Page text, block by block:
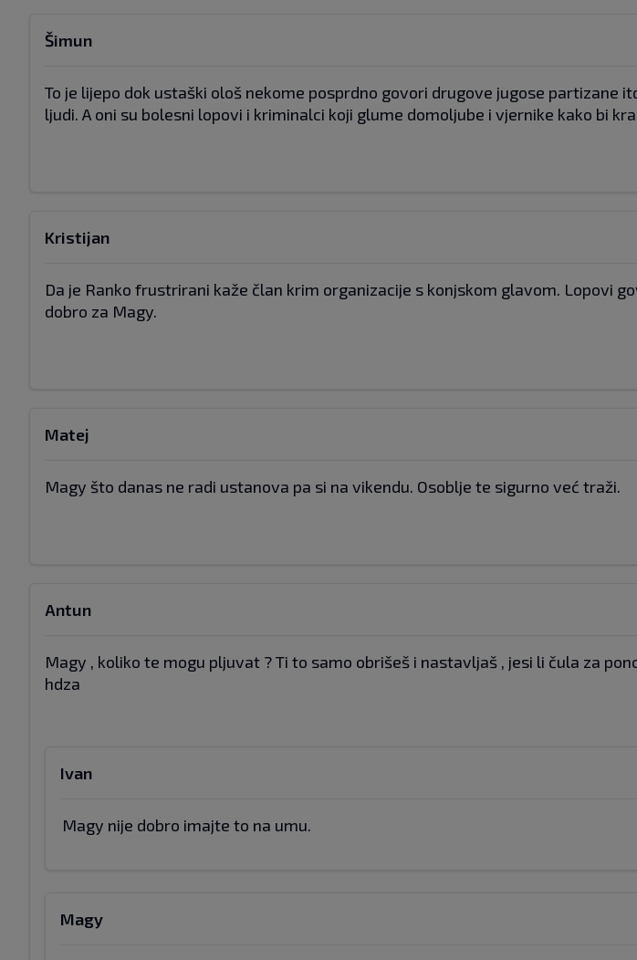
Šimun
To je lijepo dok ustaški ološ nekome posprdno govori drugove jugose partizane
ljudi. A oni su bolesni lopovi i kriminalci koji glume domoljube i vjernike kako bi
Kristijan
Da je Ranko frustrirani kaže član krim organizacije s konjskom glavom. Lopovi
dobro za Magy.
Matej
Magy što danas ne radi ustanova pa si na vikendu. Osoblje te sigurno već traži.
Antun
Magy , koliko te mogu pljuvat ? Ti to samo obrišeš i nastavljaš , jesi li čula za
hdza
Ivan
Magy nije dobro imajte to na umu.
Magy